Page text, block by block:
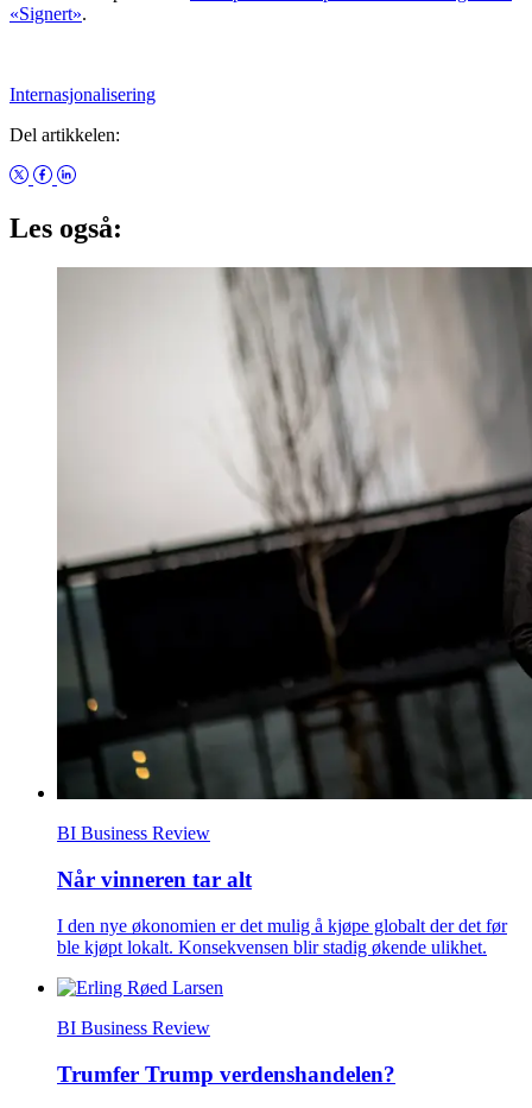
«Signert».
Internasjonalisering
Del artikkelen:
Les også:
BI Business Review
Når vinneren tar alt
I den nye økonomien er det mulig å kjøpe globalt der det før
ble kjøpt lokalt. Konsekvensen blir stadig økende ulikhet.
BI Business Review
Trumfer Trump verdenshandelen?